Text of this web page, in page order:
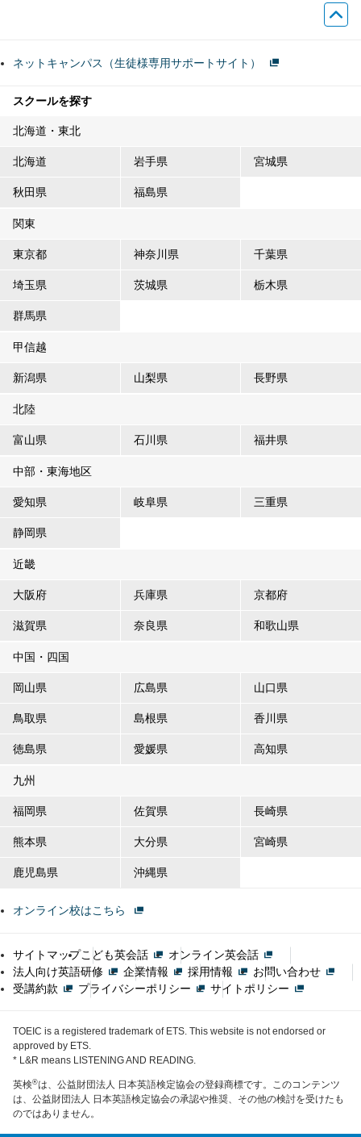
ネットキャンパス（生徒様専用サポートサイト）
スクールを探す
北海道・東北
北海道 岩手県 宮城県
秋田県 福島県
関東
東京都 神奈川県 千葉県
埼玉県 茨城県 栃木県
群馬県
甲信越
新潟県 山梨県 長野県
北陸
富山県 石川県 福井県
中部・東海地区
愛知県 岐阜県 三重県
静岡県
近畿
大阪府 兵庫県 京都府
滋賀県 奈良県 和歌山県
中国・四国
岡山県 広島県 山口県
鳥取県 島根県 香川県
徳島県 愛媛県 高知県
九州
福岡県 佐賀県 長崎県
熊本県 大分県 宮崎県
鹿児島県 沖縄県
オンライン校はこちら
サイトマップこども英会話
オンライン英会話
法人向け英語研修
企業情報 採用情報
お問い合わせ
受講約款
プライバシーポリシー サイトポリシー
TOEIC is a registered trademark of ETS. This website is not endorsed or
approved by ETS.
* L&R means LISTENING AND READING.
英検®は、公益財団法人 日本英語検定協会の登録商標です。このコンテンツ
は、公益財団法人 日本英語検定協会の承認や推奨、その他の検討を受けたも
のではありません。